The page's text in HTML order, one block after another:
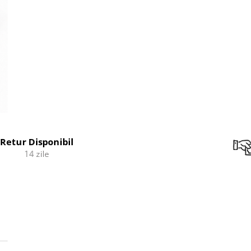
Retur Disponibil
14 zile